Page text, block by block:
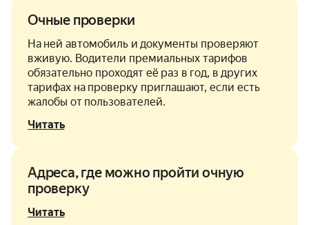
Очные проверки
На ней автомобиль и документы проверяют
вживую. Водители премиальных тарифов
обязательно проходят её раз в год, в других
тарифах на проверку приглашают, если есть
жалобы от пользователей.
Читать
Адреса, где можно пройти очную
проверку
Читать